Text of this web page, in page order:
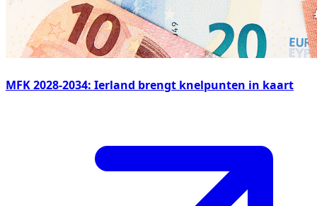
MFK 2028-2034: Ierland brengt knelpunten in kaart